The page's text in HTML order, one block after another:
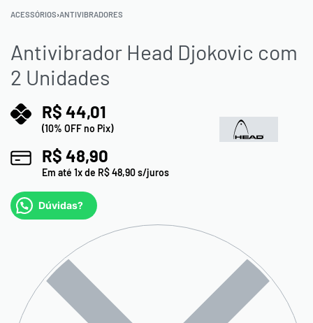
ACESSÓRIOS›ANTIVIBRADORES
Antivibrador Head Djokovic com
2 Unidades
R$ 44,01
(10% OFF no Pix)
R$ 48,90
Em até 1x de R$48,90s/juros
Dúvidas?